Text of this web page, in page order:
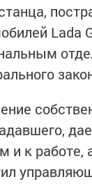
и к работе,